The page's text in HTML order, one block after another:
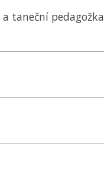
taneční pedagožka